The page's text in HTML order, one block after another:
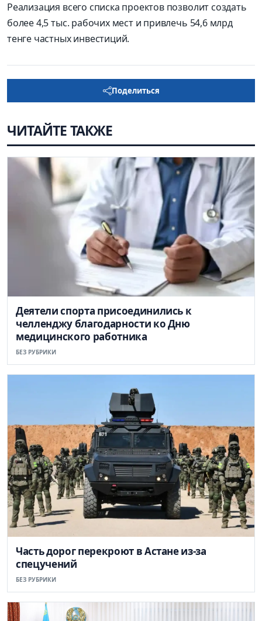
Реализация всего списка проектов позволит создать
более 4,5 тыс. рабочих мест и привлечь 54,6 млрд
тенге частных инвестиций.
Поделиться
ЧИТАЙТЕ ТАКЖЕ
Деятели спорта присоединились к
челленджу благодарности ко Дню
медицинского работника
БЕЗ РУБРИКИ
Часть дорог перекроют в Астане из-за
спецучений
БЕЗ РУБРИКИ